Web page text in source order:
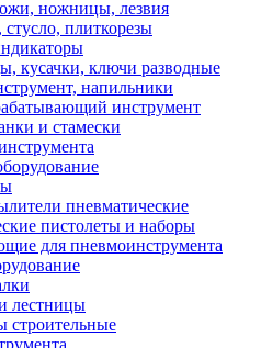
ножницы, лезвия
плиткорезы
кусачки, ключи разводные
напильники
инструмент
и стамески
пневматические
пистолеты и наборы
для пневмоинструмента
лестницы
строительные